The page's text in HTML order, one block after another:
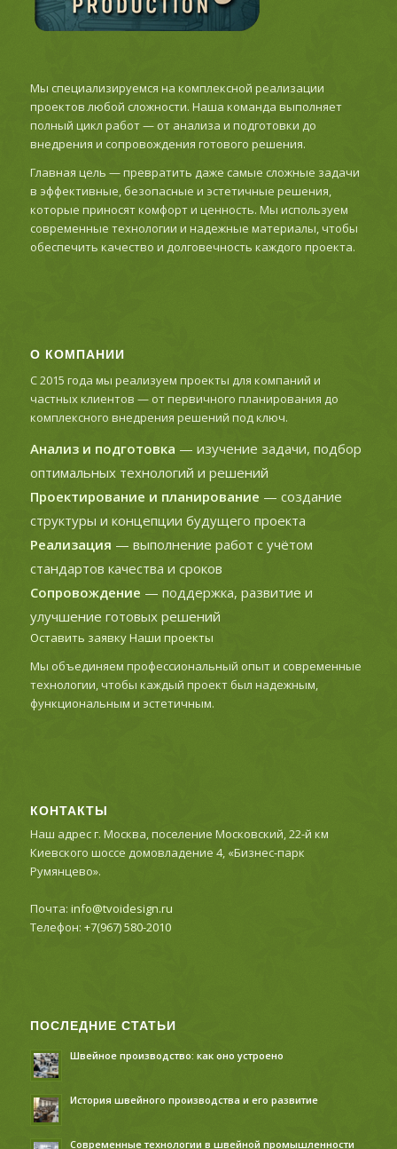
Мы специализируемся на комплексной реализации
проектов любой сложности. Наша команда выполняет
полный цикл работ — от анализа и подготовки до
внедрения и сопровождения готового решения.
Главная цель — превратить даже самые сложные задачи
в эффективные, безопасные и эстетичные решения,
которые приносят комфорт и ценность. Мы используем
современные технологии и надежные материалы, чтобы
обеспечить качество и долговечность каждого проекта.
О КОМПАНИИ
С 2015 года мы реализуем проекты для компаний и
частных клиентов — от первичного планирования до
комплексного внедрения решений под ключ.
Анализ и подготовка — изучение задачи, подбор
оптимальных технологий и решений
Проектирование и планирование — создание
структуры и концепции будущего проекта
Реализация — выполнение работ с учётом
стандартов качества и сроков
Сопровождение — поддержка, развитие и
улучшение готовых решений
Оставить заявкуНаши проекты
Мы объединяем профессиональный опыт и современные
технологии, чтобы каждый проект был надежным,
функциональным и эстетичным.
КОНТАКТЫ
Наш адрес г. Москва, поселение Московский, 22-й км
Киевского шоссе домовладение 4, «Бизнес-парк
Румянцево».
Почта: info@tvoidesign.ru
Телефон: +7(967) 580-2010
ПОСЛЕДНИЕ СТАТЬИ
Швейное производство: как оно устроено
История швейного производства и его развитие
Современные технологии в швейной промышленности